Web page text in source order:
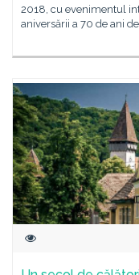
2018, cu evenimentul
aniversării a 70 de ani